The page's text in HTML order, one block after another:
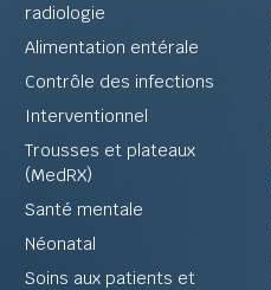
radiologie
Alimentation entérale
Contrôle des infections
Interventionnel
Trousses et plateaux
(MedRX)
Santé mentale
Néonatal
Soins aux patients et